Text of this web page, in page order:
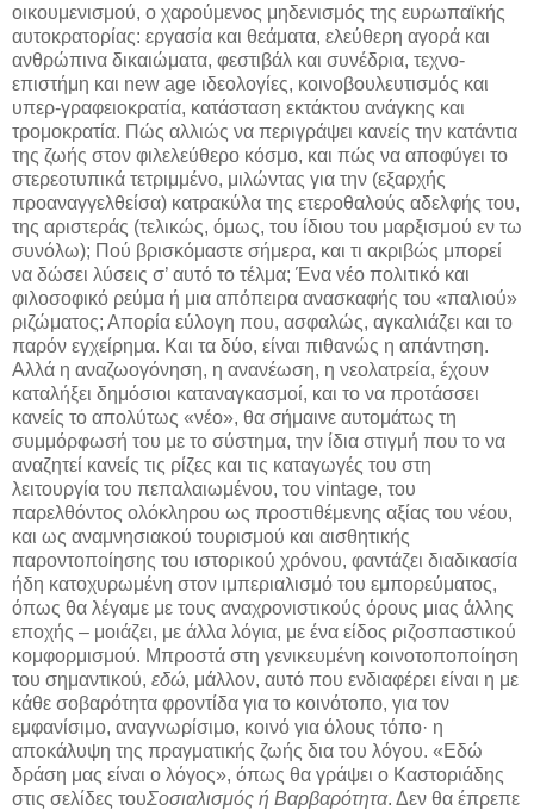
οικουμενισμού, ο χαρούμενος μηδενισμός της ευρωπαϊκής
αυτοκρατορίας: εργασία και θεάματα, ελεύθερη αγορά και
ανθρώπινα δικαιώματα, φεστιβάλ και συνέδρια, τεχνο-
επιστήμη και new age ιδεολογίες, κοινοβουλευτισμός και
υπερ-γραφειοκρατία, κατάσταση εκτάκτου ανάγκης και
τρομοκρατία. Πώς αλλιώς να περιγράψει κανείς την κατάντια
της ζωής στον φιλελεύθερο κόσμο, και πώς να αποφύγει το
στερεοτυπικά τετριμμένο, μιλώντας για την (εξαρχής
προαναγγελθείσα) κατρακύλα της ετεροθαλούς αδελφής του,
της αριστεράς (τελικώς, όμως, του ίδιου του μαρξισμού εν τω
συνόλω); Πού βρισκόμαστε σήμερα, και τι ακριβώς μπορεί
να δώσει λύσεις σ’ αυτό το τέλμα; Ένα νέο πολιτικό και
φιλοσοφικό ρεύμα ή μια απόπειρα ανασκαφής του «παλιού»
ριζώματος; Απορία εύλογη που, ασφαλώς, αγκαλιάζει και το
παρόν εγχείρημα. Και τα δύο, είναι πιθανώς η απάντηση.
Αλλά η αναζωογόνηση, η ανανέωση, η νεολατρεία, έχουν
καταλήξει δημόσιοι καταναγκασμοί, και το να προτάσσει
κανείς το απολύτως «νέο», θα σήμαινε αυτομάτως τη
συμμόρφωσή του με το σύστημα, την ίδια στιγμή που το να
αναζητεί κανείς τις ρίζες και τις καταγωγές του στη
λειτουργία του πεπαλαιωμένου, του vintage, του
παρελθόντος ολόκληρου ως προστιθέμενης αξίας του νέου,
και ως αναμνησιακού τουρισμού και αισθητικής
παροντοποίησης του ιστορικού χρόνου, φαντάζει διαδικασία
ήδη κατοχυρωμένη στον ιμπεριαλισμό του εμπορεύματος,
όπως θα λέγαμε με τους αναχρονιστικούς όρους μιας άλλης
εποχής – μοιάζει, με άλλα λόγια, με ένα είδος ριζοσπαστικού
κομφορμισμού. Μπροστά στη γενικευμένη κοινοτοποποίηση
του σημαντικού, εδώ, μάλλον, αυτό που ενδιαφέρει είναι η με
κάθε σοβαρότητα φροντίδα για το κοινότοπο, για τον
εμφανίσιμο, αναγνωρίσιμο, κοινό για όλους τόπο· η
αποκάλυψη της πραγματικής ζωής δια του λόγου. «Εδώ
δράση μας είναι ο λόγος», όπως θα γράψει ο Καστοριάδης
στις σελίδες τουΣοσιαλισμός ή Βαρβαρότητα. Δεν θα έπρεπε